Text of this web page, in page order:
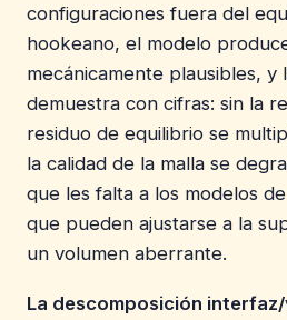
configuraciones fuera del
hookeano, el modelo
mecánicamente plausibles, y
demuestra con cifras: sin la
residuo de equilibrio se
la calidad de la malla se
que les falta a los modelos
que pueden ajustarse a la
un volumen aberrante.
La descomposición